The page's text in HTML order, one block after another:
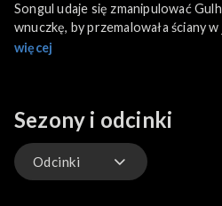
Songul udaje się zmanipulować
wnuczkę, by przemalowała ściany
drastyczną decyzję. Zeynep ma
więcej
Sezony i odcinki
Odcinki